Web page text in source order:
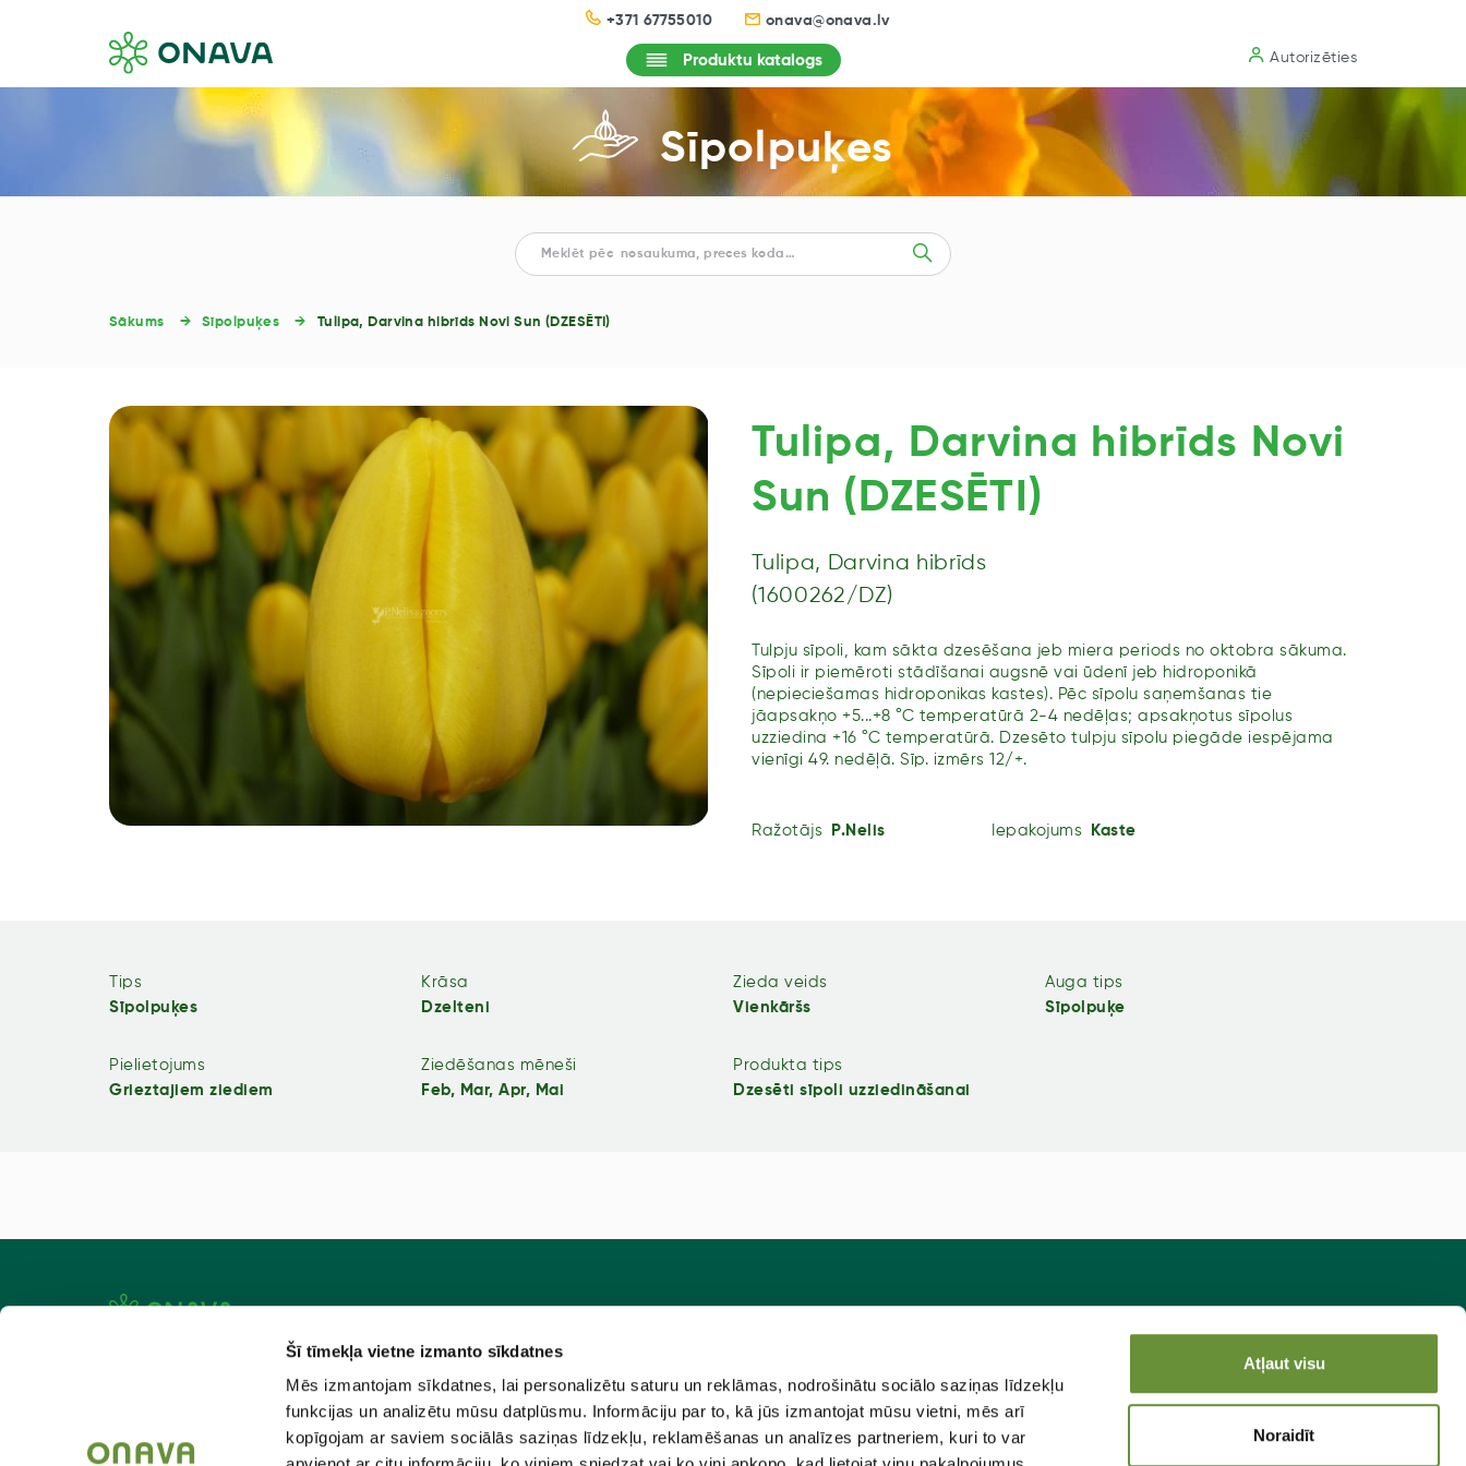
Šī tīmekļa vietne izmanto sīkdatnes
Mēs izmantojam sīkdatnes, lai personalizētu saturu un reklāmas, nodrošinātu sociālo saziņas līdzekļu
funkcijas un analizētu mūsu datplūsmu. Informāciju par to, kā jūs izmantojat mūsu vietni, mēs arī
kopīgojam ar saviem sociālās saziņas līdzekļu, reklamēšanas un analīzes partneriem, kuri to var
Atļaut visu
Noraidīt
+371 67755010 onava@onava.lv
Produktu katalogs Autorizēties
Sīpolpuķes
Sākums Sīpolpuķes Tulipa, Darvina hibrīds Novi Sun (DZESĒTI)
Tulipa, Darvina hibrīds Novi
Sun (DZESĒTI)
Tulipa, Darvina hibrīds
(1600262/DZ)
Tulpju sīpoli, kam sākta dzesēšana jeb miera periods no oktobra sākuma.
Sīpoli ir piemēroti stādīšanai augsnē vai ūdenī jeb hidroponikā
(nepieciešamas hidroponikas kastes). Pēc sīpolu saņemšanas tie
jāapsakņo +5...+8 °C temperatūrā 2-4 nedēļas; apsakņotus sīpolus
uzziedina +16 °C temperatūrā. Dzesēto tulpju sīpolu piegāde iespējama
vienīgi 49. nedēļā. Sīp. izmērs 12/+.
Ražotājs P.Nelis Iepakojums Kaste
Tips
Sīpolpuķes
Krāsa
Dzelteni
Zieda veids
Vienkāršs
Auga tips
Sīpolpuķe
Pielietojums
Grieztajiem ziediem
Ziedēšanas mēneši
Feb, Mar, Apr, Mai
Produkta tips
Dzesēti sīpoli uzziedināšanai
Kontakti
Kad pasūtīt?
Piegāde
Sēklas
Sīpolpuķes